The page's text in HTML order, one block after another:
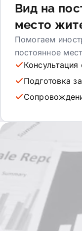
Вид на
место
Помогаем
постоянное
Подготовка